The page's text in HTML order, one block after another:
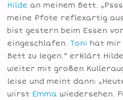
Hilde an meinem Bett.
meine Pfote reflexartig
bist gestern beim Essen
eingeschlafen.Toni hat mir
Bett zu legen.“ erklärt
weiter mit großen
leise und meint dann:
wirst Emma wiedersehen.